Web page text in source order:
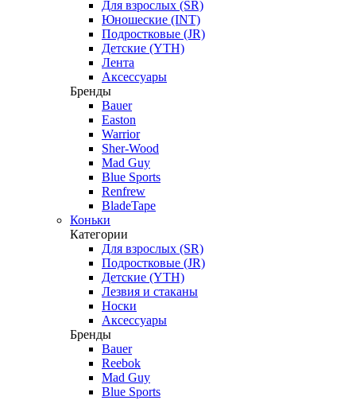
Для взрослых (SR)
Юношеские (INT)
Подростковые (JR)
Детские (YTH)
Лента
Аксессуары
Бренды
Bauer
Easton
Warrior
Sher-Wood
Mad Guy
Blue Sports
Renfrew
BladeTape
Коньки
Категории
Для взрослых (SR)
Подростковые (JR)
Детские (YTH)
Лезвия и стаканы
Носки
Аксессуары
Бренды
Bauer
Reebok
Mad Guy
Blue Sports